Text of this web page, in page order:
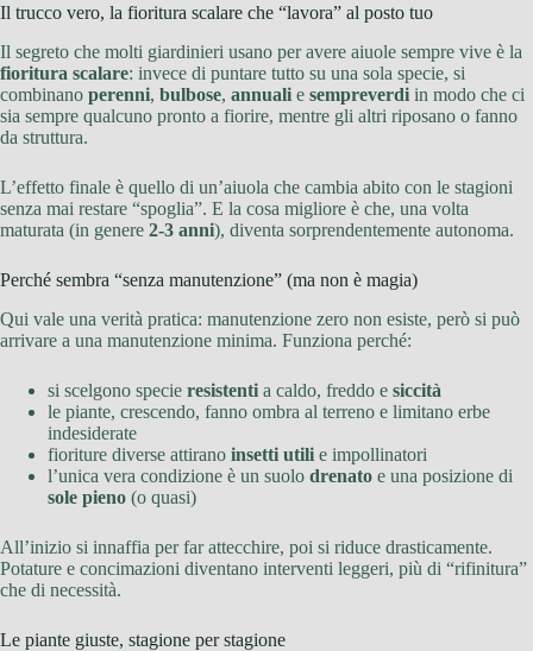
Il trucco vero, la fioritura scalare che “lavora” al posto tuo
Il segreto che molti giardinieri usano per avere aiuole sempre vive è la
fioritura scalare: invece di puntare tutto su una sola specie, si
combinano perenni, bulbose, annuali e sempreverdi in modo che ci
sia sempre qualcuno pronto a fiorire, mentre gli altri riposano o fanno
da struttura.
L’effetto finale è quello di un’aiuola che cambia abito con le stagioni
senza mai restare “spoglia”. E la cosa migliore è che, una volta
maturata (in genere 2-3 anni), diventa sorprendentemente autonoma.
Perché sembra “senza manutenzione” (ma non è magia)
Qui vale una verità pratica: manutenzione zero non esiste, però si può
arrivare a una manutenzione minima. Funziona perché:
si scelgono specie resistenti a caldo, freddo e siccità
le piante, crescendo, fanno ombra al terreno e limitano erbe
indesiderate
fioriture diverse attirano insetti utili e impollinatori
l’unica vera condizione è un suolo drenato e una posizione di
sole pieno (o quasi)
All’inizio si innaffia per far attecchire, poi si riduce drasticamente.
Potature e concimazioni diventano interventi leggeri, più di “rifinitura”
che di necessità.
Le piante giuste, stagione per stagione